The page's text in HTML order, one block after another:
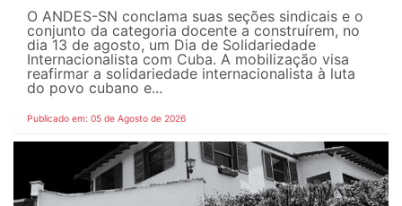
O ANDES-SN conclama suas seções sindicais e o
conjunto da categoria docente a construírem, no
dia 13 de agosto, um Dia de Solidariedade
Internacionalista com Cuba. A mobilização visa
reafirmar a solidariedade internacionalista à luta
do povo cubano e...
Publicado em: 05 de Agosto de 2026